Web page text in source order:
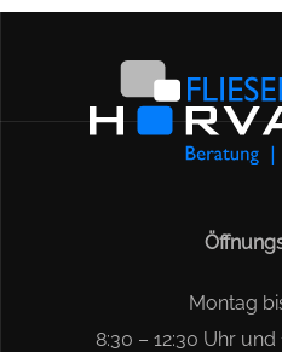
Montag
8:30 – 12:30 Uhr